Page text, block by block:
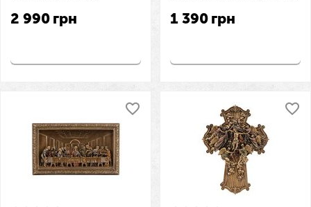
2 990 грн 1 390 грн